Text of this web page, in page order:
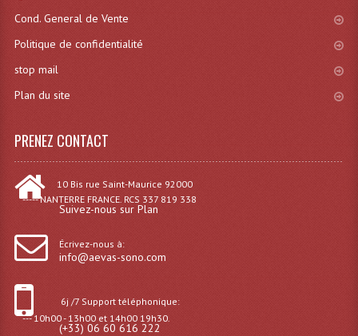
Rack 19" PRO Betonex
Valises Pour Clavier
Rack 19 Pouces Multiplis
Accessoires Flight-Case Coins Roulettes
Machines À Effets Fumées, Mousses, Liquid
Cond. General de Vente
Politique de confidentialité
stop mail
Plan du site
PRENEZ CONTACT
10 Bis rue Saint-Maurice 92000
----- NANTERRE FRANCE. RCS 337 819 338
Suivez-nous sur Plan
Écrivez-nous à:
info@aevas-sono.com
6j /7 Support téléphonique:
--- 10h00 - 13h00 et 14h00 19h30.
(+33) 06 60 616 222